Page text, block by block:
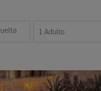
año
fecha en formato día/mes/año
1 Adulto